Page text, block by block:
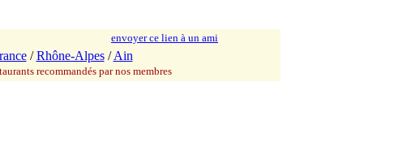
envoyer ce lien à un ami
/Rhône-Alpes/Ain
recommandés par nos membres